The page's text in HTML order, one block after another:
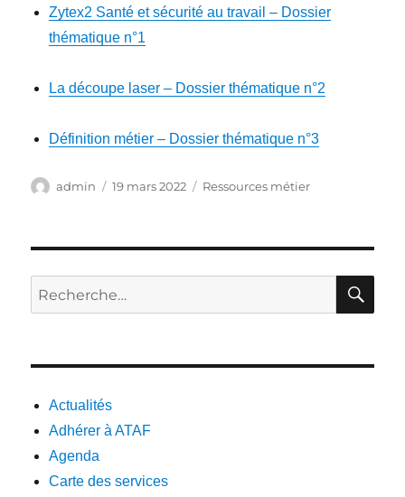
Zytex2 Santé et sécurité au travail – Dossier
thématique n°1
La découpe laser – Dossier thématique n°2
Définition métier – Dossier thématique n°3
Auteur
admin
Publié
19 mars 2022 Catégories
Ressources métier
Recherche
pour :
Actualités
Adhérer à ATAF
Agenda
Carte des services